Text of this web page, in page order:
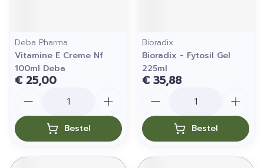
Deba Pharma
Vitamine E Creme Nf
100ml Deba
€ 25,00
Bestel
Bioradix
Bioradix - Fytosil Gel
225ml
€ 35,88
Bestel